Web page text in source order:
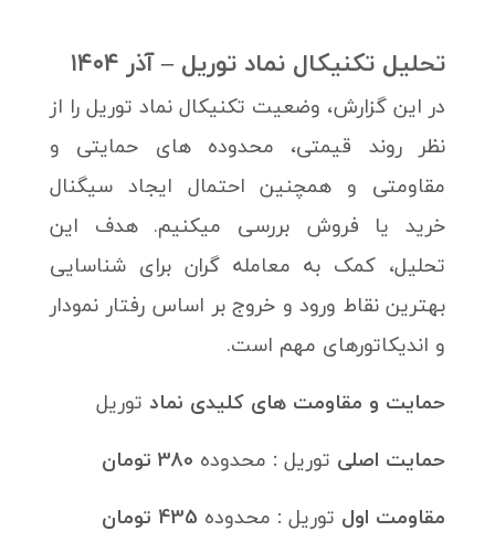
تحلیل تکنیکال نماد توریل– آذر ۱۴۰۴
در این گزارش، وضعیت تکنیکال نماد توریل را از
نظر روند قیمتی، محدوده های حمایتی و
مقاومتی و همچنین احتمال ایجاد سیگنال
خرید یا فروش بررسی میکنیم. هدف این
تحلیل، کمک به معامله گران برای شناسایی
بهترین نقاط ورود و خروج بر اساس رفتار نمودار
و اندیکاتورهای مهم است.
حمایت‌ و مقاومت های کلیدی نماد توریل
حمایت اصلی توریل : محدوده 380 تومان
مقاومت اول توریل : محدوده